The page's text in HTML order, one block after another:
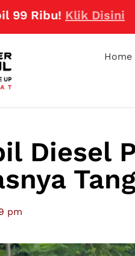
Klik Disini
Home
Diesel
pm